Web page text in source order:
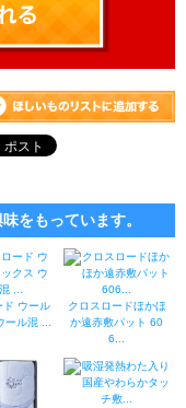
をもっています。
ド ウール
ール混 ...
クロスロードほかほ
か遠赤敷パット 60
6...